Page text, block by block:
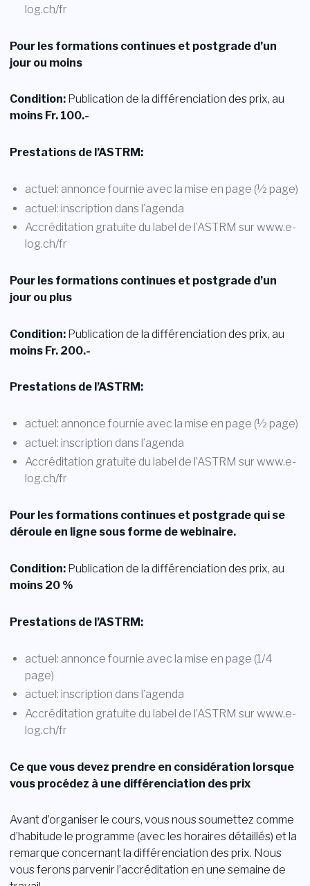
log.ch/fr
Pour les formations continues et postgrade d’un
jour ou moins
Condition: Publication de la différenciation des prix, au
moins Fr. 100.-
Prestations de l’ASTRM:
actuel: annonce fournie avec la mise en page (½ page)
actuel: inscription dans l’agenda
Accréditation gratuite du label de l’ASTRM sur www.e-
log.ch/fr
Pour les formations continues et postgrade d’un
jour ou plus
Condition: Publication de la différenciation des prix, au
moins Fr. 200.-
Prestations de l’ASTRM:
actuel: annonce fournie avec la mise en page (½ page)
actuel: inscription dans l’agenda
Accréditation gratuite du label de l’ASTRM sur www.e-
log.ch/fr
Pour les formations continues et postgrade qui se
déroule en ligne sous forme de webinaire.
Condition: Publication de la différenciation des prix, au
moins 20 %
Prestations de l’ASTRM:
actuel: annonce fournie avec la mise en page (1/4
page)
actuel: inscription dans l’agenda
Accréditation gratuite du label de l’ASTRM sur www.e-
log.ch/fr
Ce que vous devez prendre en considération lorsque
vous procédez à une différenciation des prix
Avant d’organiser le cours, vous nous soumettez comme
d’habitude le programme (avec les horaires détaillés) et la
remarque concernant la différenciation des prix. Nous
vous ferons parvenir l’accréditation en une semaine de